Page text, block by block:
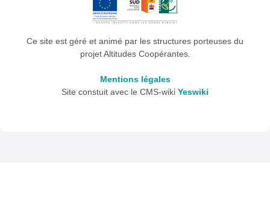
Ce site est géré et animé par les structures porteuses du
projet Altitudes Coopérantes.
Mentions légales
Site constuit avec le CMS-wiki Yeswiki